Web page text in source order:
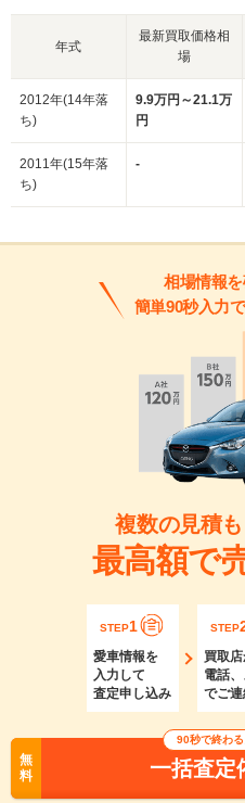
年式
最新買取価格相
場
2012年(14年落
ち)
9.9万円～21.1万
円
2011年(15年落
ち)
-
相場情報
簡単90秒入力
複数の見積
最高額で
STEP1
愛車情報を
入力して
査定申し込み
STEP
買取
電話
でご連
無
料
90秒で終わ
一括査定